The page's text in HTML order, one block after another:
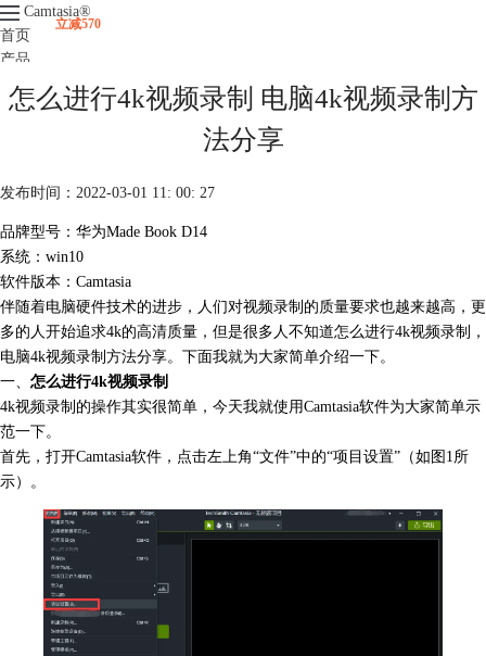
Camtasia®
首页
产品
下载
升级
立减570
怎么进行4k视频录制 电脑4k视频录制方
法分享
发布时间：2022-03-01 11: 00: 27
品牌型号：华为Made Book D14
系统：win10
软件版本：Camtasia
伴随着电脑硬件技术的进步，人们对视频录制的质量要求也越来越高，更
多的人开始追求4k的高清质量，但是很多人不知道怎么进行4k视频录制 ，
电脑4k视频录制方法分享。下面我就为大家简单介绍一下。
一、 怎么进行4k视频录制
4k视频录制的操作其实很简单，今天我就使用Camtasia软件为大家简单示
范一下。
首先，打开Camtasia软件，点击左上角“文件”中的“项目设置”（如图1所
示）。